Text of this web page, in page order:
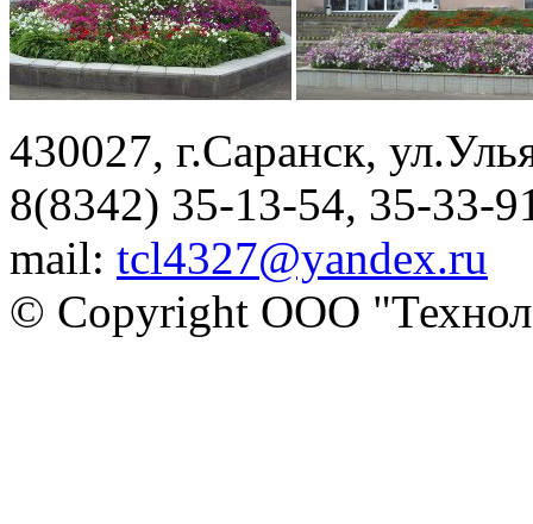
430027, г.Саранск,
8(8342) 35-13-54, 35-33-
mail: tcl4327@yandex.ru
© Copyright ООО